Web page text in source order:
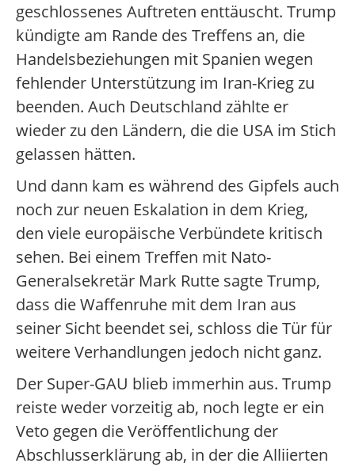
geschlossenes Auftreten enttäuscht. Trump
kündigte am Rande des Treffens an, die
Handelsbeziehungen mit Spanien wegen
fehlender Unterstützung im Iran-Krieg zu
beenden. Auch Deutschland zählte er
wieder zu den Ländern, die die USA im Stich
gelassen hätten.
Und dann kam es während des Gipfels auch
noch zur neuen Eskalation in dem Krieg,
den viele europäische Verbündete kritisch
sehen. Bei einem Treffen mit Nato-
Generalsekretär Mark Rutte sagte Trump,
dass die Waffenruhe mit dem Iran aus
seiner Sicht beendet sei, schloss die Tür für
weitere Verhandlungen jedoch nicht ganz.
Der Super-GAU blieb immerhin aus. Trump
reiste weder vorzeitig ab, noch legte er ein
Veto gegen die Veröffentlichung der
Abschlusserklärung ab, in der die Alliierten